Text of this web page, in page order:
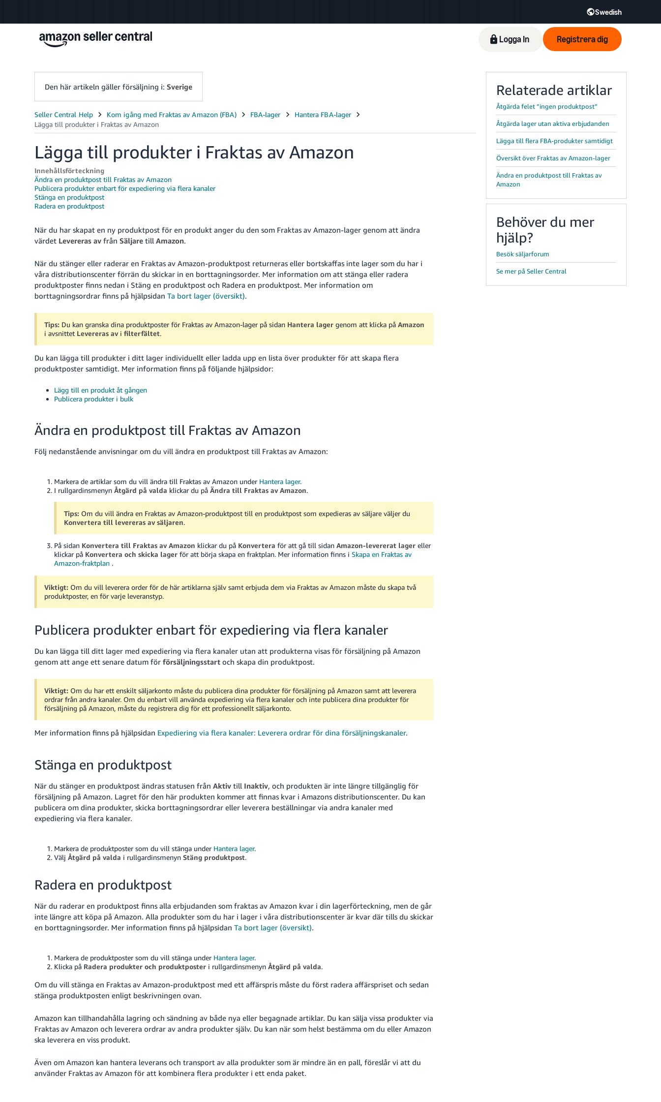
Swedish
Select your preferred language
Logga In Registrera dig
Den här artikeln gäller försäljning i: Sverige
Lägga till produkter i Fraktas av Amazon
Innehållsförteckning
Ändra en produktpost till Fraktas av Amazon
Publicera produkter enbart för expediering via flera kanaler
Stänga en produktpost
Radera en produktpost
När du har skapat en ny produktpost för en produkt anger du den som Fraktas av Amazon-lager genom att ändra
värdet Levereras av från Säljare till Amazon.
När du stänger eller raderar en Fraktas av Amazon-produktpost returneras eller bortskaffas inte lager som du har i
våra distributionscenter förrän du skickar in en borttagningsorder. Mer information om att stänga eller radera
produktposter finns nedan i Stäng en produktpost och Radera en produktpost. Mer information om
borttagningsordrar finns på hjälpsidan Ta bort lager (översikt).
Tips: Du kan granska dina produktposter för Fraktas av Amazon-lager på sidan Hantera lager genom att klicka på Amazon
i avsnittet Levereras avi filterfältet.
Du kan lägga till produkter i ditt lager individuellt eller ladda upp en lista över produkter för att skapa flera
produktposter samtidigt. Mer information finns på följande hjälpsidor:
Lägg till en produkt åt gången
Publicera produkter i bulk
Ändra en produktpost till Fraktas av Amazon
Följ nedanstående anvisningar om du vill ändra en produktpost till Fraktas av Amazon:
Markera de artiklar som du vill ändra till Fraktas av Amazon under Hantera lager.
I rullgardinsmenyn Åtgärd på valda klickar du på Ändra till Fraktas av Amazon.
Tips: Om du vill ändra en Fraktas av Amazon-produktpost till en produktpost som expedieras av säljare väljer du
Konvertera till levereras av säljaren.
På sidan Konvertera till Fraktas av Amazon klickar du på Konvertera för att gå till sidan Amazon-levererat lager eller
klickar på Konvertera och skicka lager för att börja skapa en fraktplan. Mer information finns i Skapa en Fraktas av
Amazon-fraktplan .
Viktigt: Om du vill leverera order för de här artiklarna själv samt erbjuda dem via Fraktas av Amazon måste du skapa två
produktposter, en för varje leveranstyp.
Publicera produkter enbart för expediering via flera kanaler
Du kan lägga till ditt lager med expediering via flera kanaler utan att produkterna visas för försäljning på Amazon
genom att ange ett senare datum för försäljningsstart och skapa din produktpost.
Viktigt: Om du har ett enskilt säljarkonto måste du publicera dina produkter för försäljning på Amazon samt att leverera
ordrar från andra kanaler. Om du enbart vill använda expediering via flera kanaler och inte publicera dina produkter för
försäljning på Amazon, måste du registrera dig för ett professionellt säljarkonto.
Mer information finns på hjälpsidan Expediering via flera kanaler: Leverera ordrar för dina försäljningskanaler.
Stänga en produktpost
När du stänger en produktpost ändras statusen från Aktiv till Inaktiv, och produkten är inte längre tillgänglig för
försäljning på Amazon. Lagret för den här produkten kommer att finnas kvar i Amazons distributionscenter. Du kan
publicera om dina produkter, skicka borttagningsordrar eller leverera beställningar via andra kanaler med
expediering via flera kanaler.
Markera de produktposter som du vill stänga under Hantera lager.
Välj Åtgärd på valda i rullgardinsmenyn Stäng produktpost.
Radera en produktpost
När du raderar en produktpost finns alla erbjudanden som fraktas av Amazon kvar i din lagerförteckning, men de går
inte längre att köpa på Amazon. Alla produkter som du har i lager i våra distributionscenter är kvar där tills du skickar
en borttagningsorder. Mer information finns på hjälpsidan Ta bort lager (översikt).
Markera de produktposter som du vill stänga under Hantera lager.
Klicka på Radera produkter och produktposter i rullgardinsmenyn Åtgärd på valda.
Om du vill stänga en Fraktas av Amazon-produktpost med ett affärspris måste du först radera affärspriset och sedan
stänga produktposten enligt beskrivningen ovan.
Amazon kan tillhandahålla lagring och sändning av både nya eller begagnade artiklar. Du kan sälja vissa produkter via
Fraktas av Amazon och leverera ordrar av andra produkter själv. Du kan när som helst bestämma om du eller Amazon
ska leverera en viss produkt.
Även om Amazon kan hantera leverans och transport av alla produkter som är mindre än en pall, föreslår vi att du
använder Fraktas av Amazon för att kombinera flera produkter i ett enda paket.
Relaterade artiklar
Åtgärda felet ”ingen produktpost”
Åtgärda lager utan aktiva erbjudanden
Lägga till flera FBA-produkter samtidigt
Översikt över Fraktas av Amazon-lager
Ändra en produktpost till Fraktas av
Amazon
Behöver du mer
hjälp?
Besök säljarforum
Se mer på Seller Central